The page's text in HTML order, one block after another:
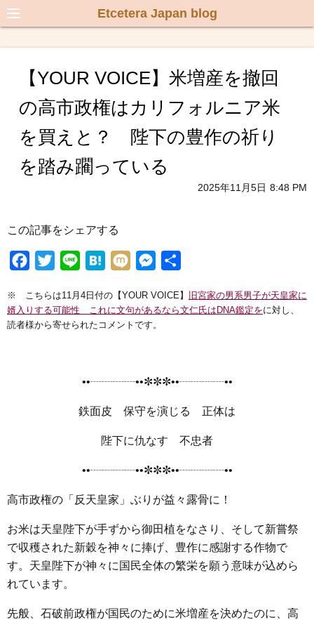
Etcetera Japan blog
【YOUR VOICE】米増産を撤回
の高市政権はカリフォルニア米
を買えと？ 陛下の豊作の祈り
を踏み躙っている
2025年11月5日 8:48 PM
この記事をシェアする
c
e
i
t
n
e
H
t
M
x
s
g
r
※ こちらは11月4日付の【YOUR VOICE】
旧宮家の男系男子が天皇家に
婿入りする可能性 これに文句があるなら文仁氏はDNA鑑定をに対し、
読者様から寄せられたコメントです。
••┈┈┈┈••✼✼✼••┈┈┈┈••
鉄面皮 保守を演じる 正体は
陛下に仇なす 不忠者
••┈┈┈┈••✼✼✼••┈┈┈┈••
高市政権の「反天皇家」ぶりが益々露骨に！
お米は天皇陛下が手ずから御田植をなさり、そして新嘗祭
で収穫された新穀を神々に捧げ、豊作に感謝する作物で
す。天皇陛下が神々に国民全体の繁栄を願う意味が込めら
れています。
先般、石破前政権が国民のために米増産を決めたのに、高